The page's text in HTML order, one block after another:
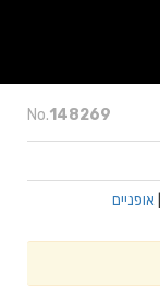
No.148269
אופניים